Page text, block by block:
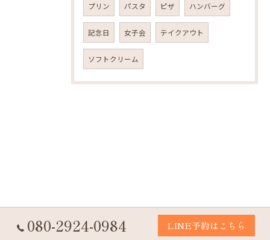
プリン パスタ ピザ ハンバーグ
記念日 女子会 テイクアウト
ソフトクリーム
080-2924-0984 LINE予約はこちら